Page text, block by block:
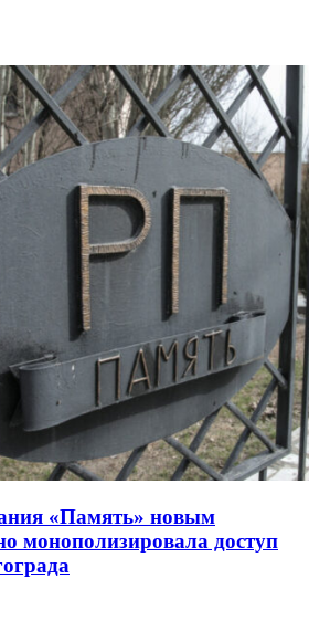
«Память» новым
монополизировала доступ